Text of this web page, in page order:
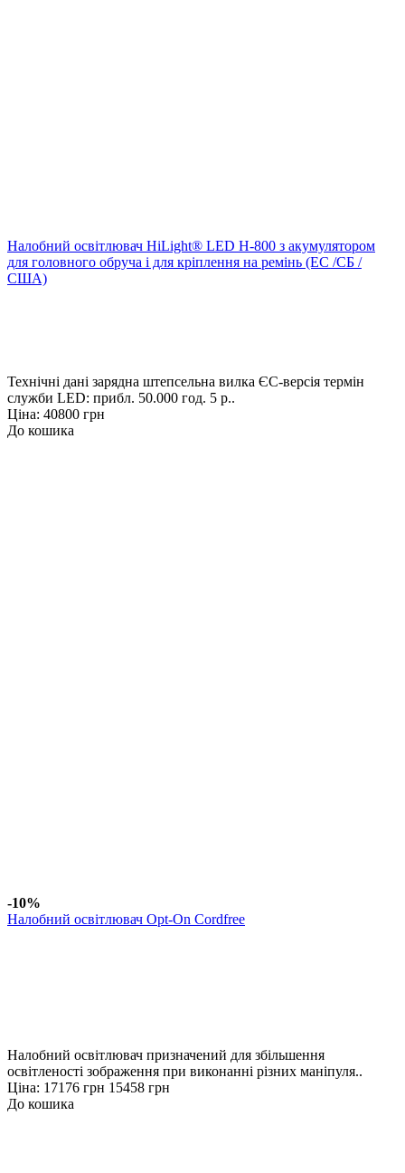
Налобний освітлювач HiLight® LED H-800 з акумулятором
для головного обруча і для кріплення на ремінь (EC /СБ /
США)
Технічні дані зарядна штепсельна вилка ЄС-версія термін
служби LED: прибл. 50.000 год. 5 р..
Ціна: 40800 грн
До кошика
-10%
Налобний освітлювач Opt-On Cordfree
Налобний освітлювач призначений для збільшення
освітленості зображення при виконанні різних маніпуля..
Ціна: 17176 грн 15458 грн
До кошика